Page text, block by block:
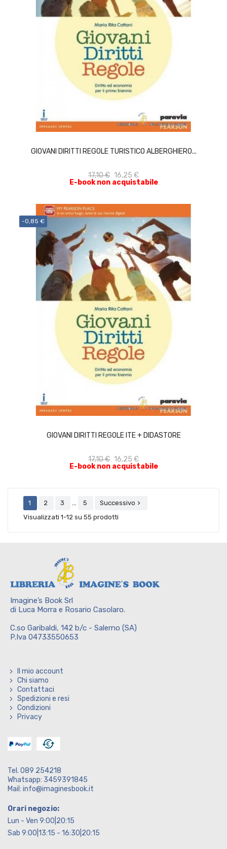
GIOVANI DIRITTI REGOLE TURISTICO ALBERGHIERO...
17,10 € 16,25 €
E-book non acquistabile
ACQUISTA
-0,85 €
GIOVANI DIRITTI REGOLE ITE + DIDASTORE
17,10 € 16,25 €
E-book non acquistabile
ACQUISTA
1 2 3 … 5 Successivo 
Visualizzati 1-12 su 55 prodotti
Imagine’s Book Srl
di Luca Morra e Rosario Casolaro.
C.so Garibaldi, 142 b/c - Salerno (SA)
P.Iva 04733550653
Il mio account
Chi siamo
Contattaci
Spedizioni e resi
Condizioni
Privacy
Tel. 089 254218
Whatsapp: 3459391845
Mail: info@imaginesbook.it
Orari negozio:
Lun - Ven 9:00|20:15
Sab 9:00|13:15 - 16:30|20:15